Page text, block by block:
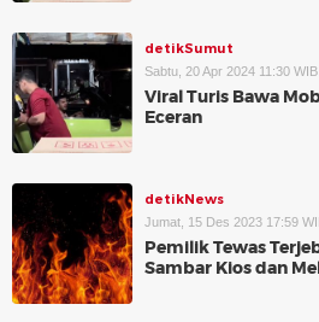
detikSumut
Sabtu, 20 Apr 2024 11:30 WIB
Viral Turis Bawa
Eceran
detikNews
Jumat, 15 Des 2023 17:59
Pemilik Tewas
Sambar Kios dan